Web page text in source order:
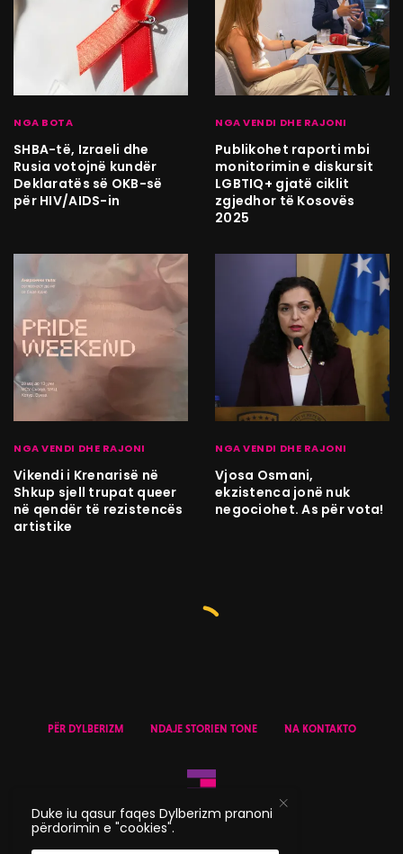
NGA BOTA
SHBA-të, Izraeli dhe
Rusia votojnë kundër
Deklaratës së OKB-së
për HIV/AIDS-in
NGA VENDI DHE RAJONI
Publikohet raporti mbi
monitorimin e diskursit
LGBTIQ+ gjatë ciklit
zgjedhor të Kosovës
2025
NGA VENDI DHE RAJONI
Vikendi i Krenarisë në
Shkup sjell trupat queer
në qendër të rezistencës
artistike
NGA VENDI DHE RAJONI
Vjosa Osmani,
ekzistenca jonë nuk
negociohet. As për vota!
PËR DYLBERIZM NDAJE STORIEN TONE NA KONTAKTO
Duke iu qasur faqes Dylberizm pranoni
përdorimin e "cookies".